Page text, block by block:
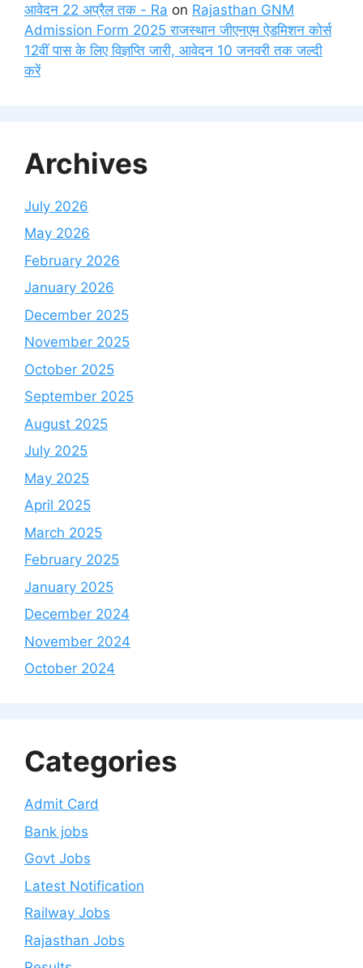
आवेदन 22 अप्रैल तक - Ra on Rajasthan GNM
Admission Form 2025 राजस्थान जीएनएम ऐडमिशन कोर्स
12वीं पास के लिए विज्ञप्ति जारी, आवेदन 10 जनवरी तक जल्दी
करें
Archives
July 2026
May 2026
February 2026
January 2026
December 2025
November 2025
October 2025
September 2025
August 2025
July 2025
May 2025
April 2025
March 2025
February 2025
January 2025
December 2024
November 2024
October 2024
Categories
Admit Card
Bank jobs
Govt Jobs
Latest Notification
Railway Jobs
Rajasthan Jobs